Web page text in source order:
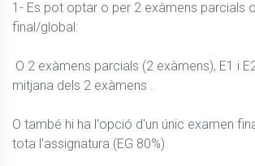
1- Es pot optar o per 2 exàmens parcials
final/global:
mitjana dels 2 exàmens .
O també hi ha l'opció d'un únic examen
tota l'assignatura (EG 80%)